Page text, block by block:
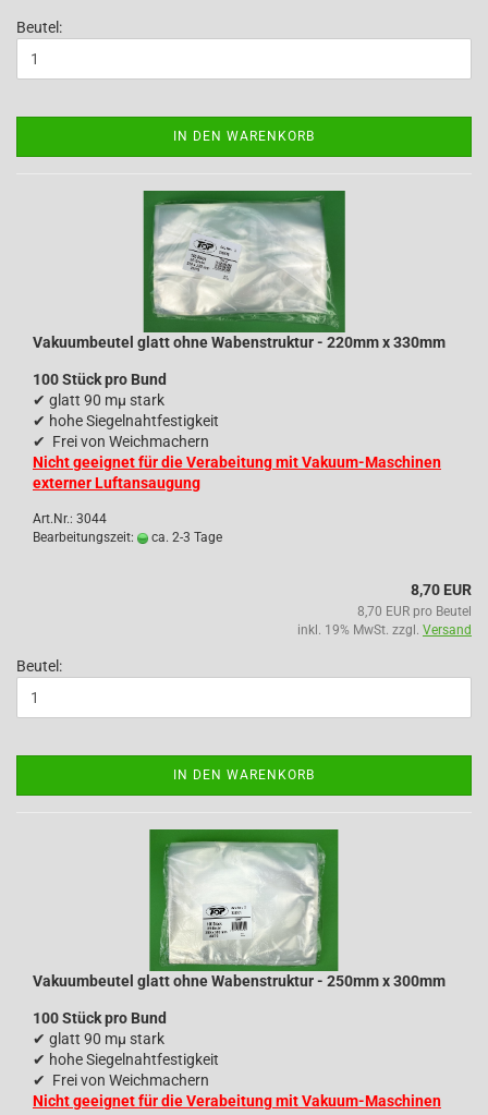
Beutel:
IN DEN WARENKORB
Vakuumbeutel glatt ohne Wabenstruktur - 220mm x 330mm
100 Stück pro Bund
✔ glatt 90 mµ stark
✔ hohe Siegelnahtfestigkeit
✔ Frei von Weichmachern
Nicht geeignet für die Verabeitung mit Vakuum-Maschinen
externer Luftansaugung
Art.Nr.: 3044
Bearbeitungszeit:
ca. 2-3 Tage
8,70 EUR
8,70 EUR pro Beutel
inkl. 19% MwSt. zzgl. Versand
Beutel:
IN DEN WARENKORB
Vakuumbeutel glatt ohne Wabenstruktur - 250mm x 300mm
100 Stück pro Bund
✔ glatt 90 mµ stark
✔ hohe Siegelnahtfestigkeit
✔ Frei von Weichmachern
Nicht geeignet für die Verabeitung mit Vakuum-Maschinen